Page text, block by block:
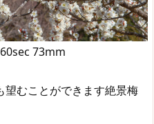
73mm
むことができます絶景梅